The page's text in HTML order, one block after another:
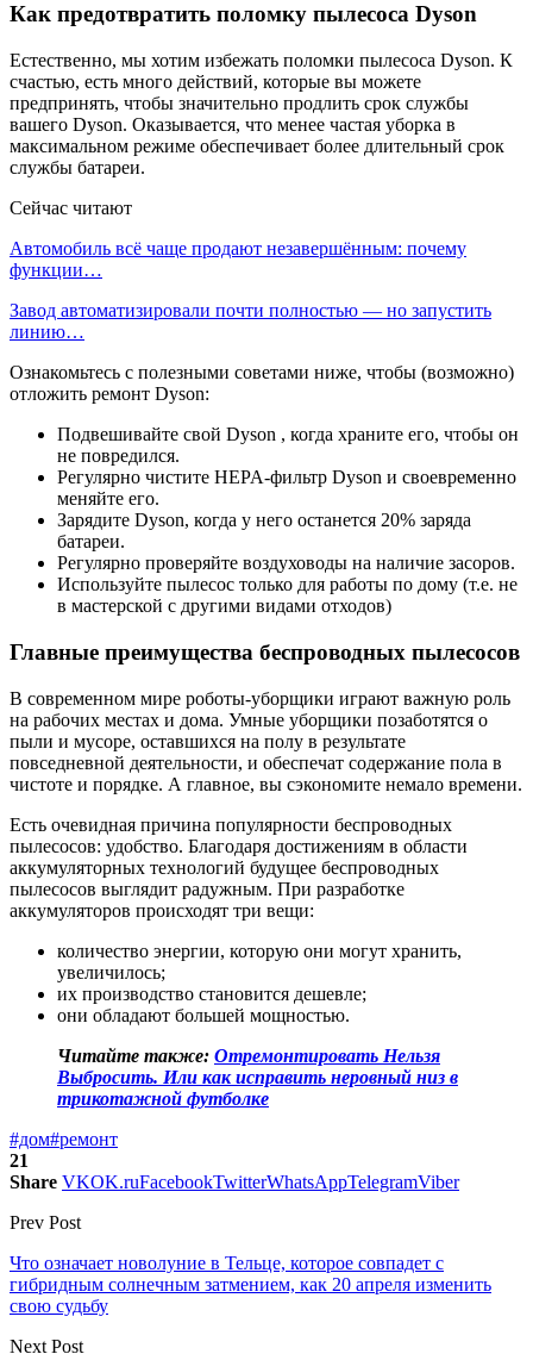
Как предотвратить поломку пылесоса Dyson
Естественно, мы хотим избежать поломки пылесоса Dyson. К
счастью, есть много действий, которые вы можете
предпринять, чтобы значительно продлить срок службы
вашего Dyson. Оказывается, что менее частая уборка в
максимальном режиме обеспечивает более длительный срок
службы батареи.
Сейчас читают
Автомобиль всё чаще продают незавершённым: почему
функции…
Завод автоматизировали почти полностью — но запустить
линию…
Ознакомьтесь с полезными советами ниже, чтобы (возможно)
отложить ремонт Dyson:
Подвешивайте свой Dyson , когда храните его, чтобы он
не повредился.
Регулярно чистите HEPA-фильтр Dyson и своевременно
меняйте его.
Зарядите Dyson, когда у него останется 20% заряда
батареи.
Регулярно проверяйте воздуховоды на наличие засоров.
Используйте пылесос только для работы по дому (т.е. не
в мастерской с другими видами отходов)
Главные преимущества беспроводных пылесосов
В современном мире роботы-уборщики играют важную роль
на рабочих местах и дома. Умные уборщики позаботятся о
пыли и мусоре, оставшихся на полу в результате
повседневной деятельности, и обеспечат содержание пола в
чистоте и порядке. А главное, вы сэкономите немало времени.
Есть очевидная причина популярности беспроводных
пылесосов: удобство. Благодаря достижениям в области
аккумуляторных технологий будущее беспроводных
пылесосов выглядит радужным. При разработке
аккумуляторов происходят три вещи:
количество энергии, которую они могут хранить,
увеличилось;
их производство становится дешевле;
они обладают большей мощностью.
Читайте также: Отремонтировать Нельзя
Выбросить. Или как исправить неровный низ в
трикотажной футболке
#дом#ремонт
21
Share VKOK.ruFacebookTwitterWhatsAppTelegramViber
Prev Post
Что означает новолуние в Тельце, которое совпадет с
гибридным солнечным затмением, как 20 апреля изменить
свою судьбу
Next Post